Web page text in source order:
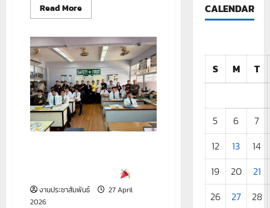
Read MoreRead
more
พัฒนา
ทักษะ
สมรรถนะ
วิชาชีพ
กำลัง
คน
(Up-
skill
/
Re-
skill)
อย่าง
บรรยากาศ
ที่
งานประชาสัมพันธ์
27 April
2026
CALENDAR
S M T
5 6
7
12
13
14
19
20
21
26
27
28